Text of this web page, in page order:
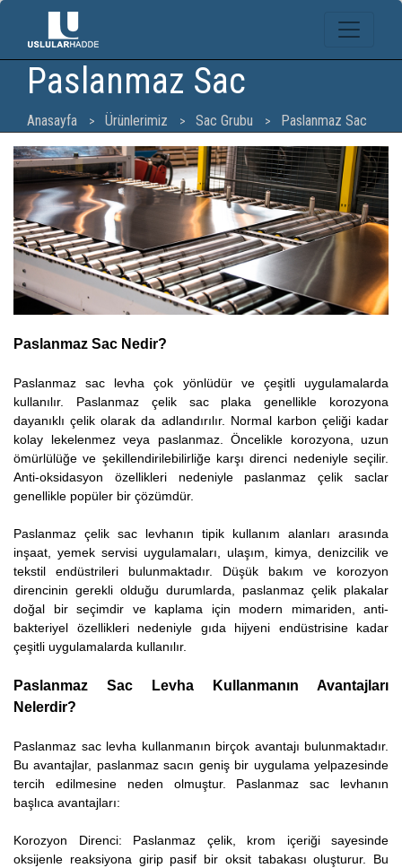
Paslanmaz Sac
Anasayfa Ürünlerimiz Sac Grubu Paslanmaz Sac
Paslanmaz Sac Nedir?
Paslanmaz sac levha çok yönlüdür ve çeşitli uygulamalarda
kullanılır. Paslanmaz çelik sac plaka genellikle korozyona
dayanıklı çelik olarak da adlandırılır. Normal karbon çeliği kadar
kolay lekelenmez veya paslanmaz. Öncelikle korozyona, uzun
ömürlülüğe ve şekillendirilebilirliğe karşı direnci nedeniyle seçilir.
Anti-oksidasyon özellikleri nedeniyle paslanmaz çelik saclar
genellikle popüler bir çözümdür.
Paslanmaz çelik sac levhanın tipik kullanım alanları arasında
inşaat, yemek servisi uygulamaları, ulaşım, kimya, denizcilik ve
tekstil endüstrileri bulunmaktadır. Düşük bakım ve korozyon
direncinin gerekli olduğu durumlarda, paslanmaz çelik plakalar
doğal bir seçimdir ve kaplama için modern mimariden, anti-
bakteriyel özellikleri nedeniyle gıda hijyeni endüstrisine kadar
çeşitli uygulamalarda kullanılır.
Paslanmaz Sac Levha Kullanmanın Avantajları
Nelerdir?
Paslanmaz sac levha kullanmanın birçok avantajı bulunmaktadır.
Bu avantajlar, paslanmaz sacın geniş bir uygulama yelpazesinde
tercih edilmesine neden olmuştur. Paslanmaz sac levhanın
başlıca avantajları:
Korozyon Direnci: Paslanmaz çelik, krom içeriği sayesinde
oksijenle reaksiyona girip pasif bir oksit tabakası oluşturur. Bu